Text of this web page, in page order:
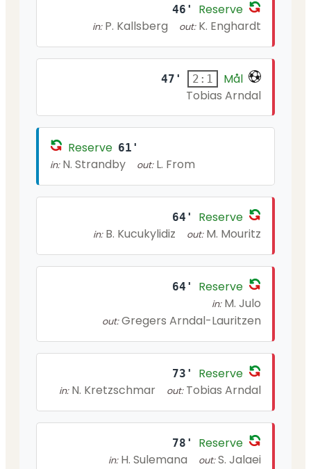
46' Reserve
in: P. Kallsberg out: K. Enghardt
47' 2:1
Mål
Tobias Arndal
Reserve 61'
in: N. Strandby out: L. From
64' Reserve
in: B. Kucukylidiz out: M. Mouritz
64' Reserve
in: M. Julo
out: Gregers Arndal-Lauritzen
73' Reserve
in: N. Kretzschmar out: Tobias Arndal
78' Reserve
in: H. Sulemana out: S. Jalaei